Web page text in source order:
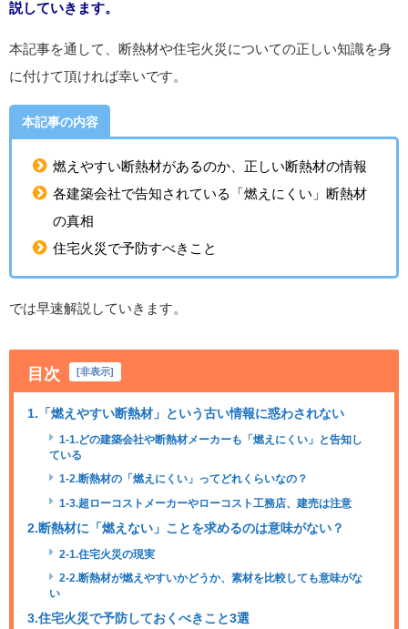
説していきます。
本記事を通して、断熱材や住宅火災についての正しい知識を身
に付けて頂ければ幸いです。
本記事の内容
燃えやすい断熱材があるのか、正しい断熱材の情報
各建築会社で告知されている「燃えにくい」断熱材
の真相
住宅火災で予防すべきこと
では早速解説していきます。
目次 [非表示]
1.「燃えやすい断熱材」という古い情報に惑わされない
1-1.どの建築会社や断熱材メーカーも「燃えにくい」と告知し
ている
1-2.断熱材の「燃えにくい」ってどれくらいなの？
1-3.超ローコストメーカーやローコスト工務店、建売は注意
2.断熱材に「燃えない」ことを求めるのは意味がない？
2-1.住宅火災の現実
2-2.断熱材が燃えやすいかどうか、素材を比較しても意味がな
い
3.住宅火災で予防しておくべきこと3選